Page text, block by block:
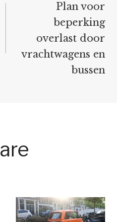
Plan voor
beperking
overlast door
vrachtwagens en
bussen